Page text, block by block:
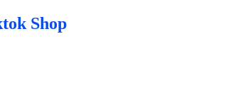
Shop